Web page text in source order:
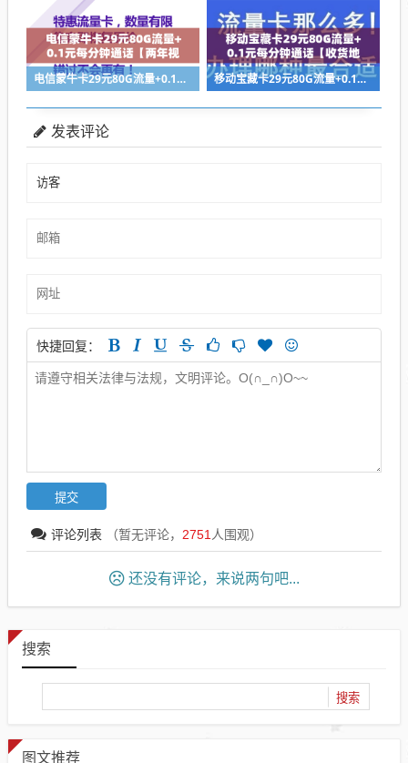
电信蒙牛卡29元80G流量+0.1元每分钟通话【两年视频会员+长期套餐】 移动宝藏卡29元80G流量+0.1元每分钟通话【收货地即归属地】
发表评论
快捷回复：
评论列表 （暂无评论， 2751人围观）
还没有评论，来说两句吧...
搜索
图文推荐